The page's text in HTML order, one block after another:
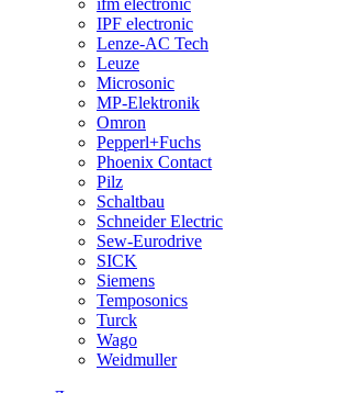
ifm electronic
IPF electronic
Lenze-AC Tech
Leuze
Microsonic
MP-Elektronik
Omron
Pepperl+Fuchs
Phoenix Contact
Pilz
Schaltbau
Schneider Electric
Sew-Eurodrive
SICK
Siemens
Temposonics
Turck
Wago
Weidmuller